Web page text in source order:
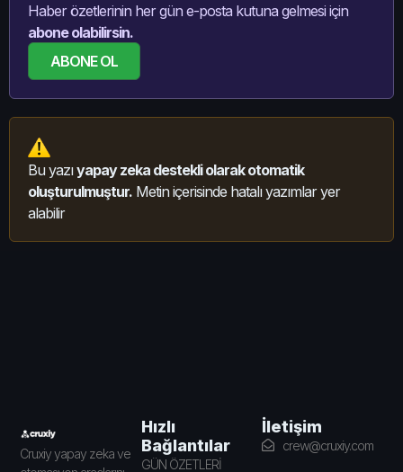
Haber özetlerinin her gün e-posta kutuna gelmesi için
abone olabilirsin.
ABONE OL
Bu yazıyapay zeka destekli olarak otomatik
oluşturulmuştur. Metin içerisinde hatalı yazımlar yer
alabilir
Cruxiy yapay zeka ve
Hızlı
Bağlantılar
GÜN ÖZETLERİ
İletişim
crew@cruxiy.com